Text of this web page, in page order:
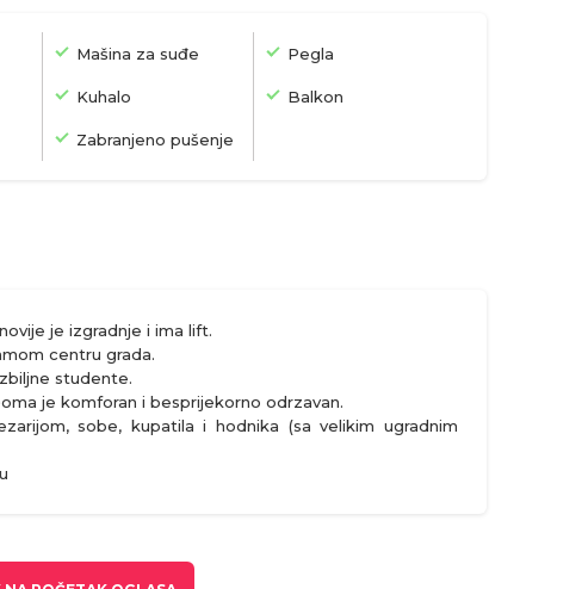
Mašina za suđe Pegla
Kuhalo Balkon
Zabranjeno pušenje
je izgradnje i ima lift.
centru grada.
studente.
je komforan i besprijekorno odrzavan.
sobe, kupatila i hodnika (sa velikim ugradnim